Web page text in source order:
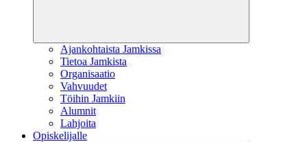
Ajankohtaista Jamkissa
Tietoa Jamkista
Organisaatio
Vahvuudet
Töihin Jamkiin
Alumnit
Lahjoita
Opiskelijalle